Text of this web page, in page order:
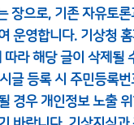
장으로, 기존 자유토론
운영합니다. 기상청
따라 해당 글이 삭제될
글 등록 시 주민등록번
경우 개인정보 노출 위